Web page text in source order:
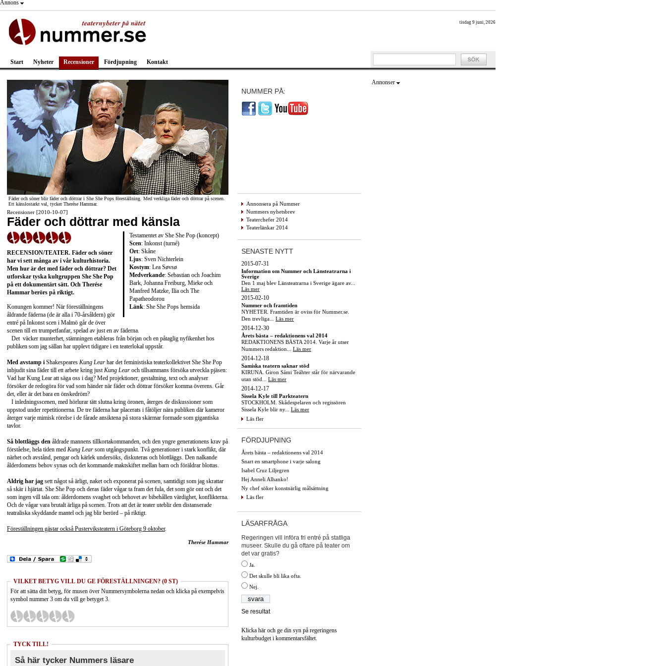
Annons
tisdag 9 juni, 2026
Start Nyheter Recensioner Fördjupning Kontakt
Fäder och söner blir fäder och döttrar i She She Pops föreställning. Med verkliga fäder och döttrar på scenen.
Ett känslostarkt val, tycker Therése Hammar.
Recensioner [2010-10-07]
Fäder och döttrar med känsla
Testamentet av She She Pop (koncept)
Scen: Inkonst (turné)
Ort: Skåne
Ljus: Sven Nichterlein
Kostym: Lea Søvsø
Medverkande: Sebastian och Joachim
Bark, Johanna Freiburg, Mieke och
Manfred Matzke, Ilia och The
Papatheodorou
Länk: She She Pops hemsida
RECENSION/TEATER. Fäder och söner
har vi sett många av i vår kulturhistoria.
Men hur är det med fäder och döttrar? Det
utforskar tyska kultgruppen She She Pop
på ett dokumentärt sätt. Och Therése
Hammar berörs på riktigt.
Konungen kommer! När föreställningens
åldrande fäderna (de är alla i 70-årsåldern) gör
entré på Inkonst scen i Malmö går de över
scenen till en trumpetfanfar, spelad av just en av fäderna.
Det väcker munterhet, stämningen etableras från början och en påtaglig nyfikenhet hos
publiken som jag sällan har upplevt tidigare i en teaterlokal uppstår.
Med avstamp i Shakespeares Kung Lear har det feministiska teaterkollektivet She She Pop
inbjudit sina fäder till ett arbete kring justKung Lear och tillsammans försöka utveckla pjäsen:
Vad har Kung Lear att säga oss i dag? Med projektioner, gestaltning, text och analyser
försöker de redogöra för vad som händer när fäder och döttrar försöker komma överens. Går
det, eller är det bara en önskedröm?
I inledningsscenen, med hörlurar tätt slutna kring öronen, återges de diskussioner som
uppstod under repetitionerna. De tre fäderna har placerats i fåtöljer nära publiken där kameror
återger varje mimisk rörelse i de fårade ansiktena på stora skärmar formade som gigantiska
tavlor.
Så blottläggs den åldrade mannens tillkortakommanden, och den yngre generationens krav på
förståelse, hela tiden med Kung Lear som utgångspunkt. Två generationer i stark konflikt, där
närhet och avstånd, pengar och kärlek undersöks, diskuteras och blottläggs. Den nalkande
ålderdomens behov synas och det kommande maktskiftet mellan barn och föräldrar blottas.
Aldrig har jag sett något så ärligt, naket och exponerat på scenen, samtidigt som jag skrattar
så skär i hjärtat. She She Pop och deras fäder vågar ta fram det fula, det som gör ont och det
som ingen vill tala om: ålderdomens svaghet och behovet av bibehållen värdighet, konflikterna.
Och de vågar vara brutalt ärliga på scenen. Trots att det är teater uteblir den distanserade
teatraliska skyddande mantel och jag blir berörd – på riktigt.
Föreställningen gästar också Pusterviksteatern i Göteborg 9 oktober.
Therése Hammar
VILKET BETYG VILL DU GE FÖRESTÄLLNINGEN? (0 ST)
För att sätta ditt betyg, för musen över Nummersymbolerna nedan och klicka på exempelvis
symbol nummer 3 om du vill ge betyget 3.
TYCK TILL!
Så här tycker Nummers läsare
NUMMER PÅ:
Annonsera på Nummer
Nummers nyhetsbrev
Teaterchefer 2014
Teaterlänkar 2014
SENASTE NYTT
2015-07-31
Information om Nummer och Länsteatrarna i
Sverige
Den 1 maj blev Länsteatrarna i Sverige ägare av...
Läs mer
2015-02-10
Nummer och framtiden
NYHETER. Framtiden är oviss för Nummer.se.
Den trevliga... Läs mer
2014-12-30
Årets bästa – redaktionens val 2014
REDAKTIONENS BÄSTA 2014. Varje år utser
Nummers redaktion... Läs mer
2014-12-18
Samiska teatern saknar stöd
KIRUNA. Giron Sámi Teáhter står för närvarande
utan stöd... Läs mer
2014-12-17
Sissela Kyle till Parkteatern
STOCKHOLM. Skådespelaren och regissören
Sissela Kyle blir ny... Läs mer
Läs fler
FÖRDJUPNING
Årets bästa – redaktionens val 2014
Snart en smartphone i varje salong
Isabel Cruz Liljegren
Hej Anneli Alhanko!
Ny chef söker konstnärlig målsättning
Läs fler
LÄSARFRÅGA
Regeringen vill införa fri entré på statliga
museer. Skulle du gå oftare på teater om
det var gratis?
Ja.
Det skulle bli lika ofta.
Nej.
Se resultat
Klicka här och ge din syn på regeringens
kulturbudget i kommentarsfältet.
Annonser